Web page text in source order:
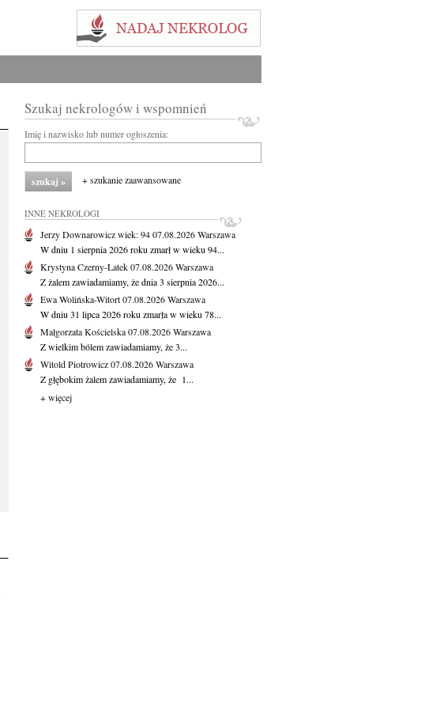
Szukaj nekrologów i wspomnień
Imię i nazwisko lub numer ogłoszenia:
+ szukanie zaawansowane
INNE NEKROLOGI
Jerzy Downarowiczwiek: 9407.08.2026Warszawa
W dniu 1 sierpnia 2026 roku zmarł w wieku 94...
Krystyna Czerny-Latek07.08.2026Warszawa
Z żalem zawiadamiamy, że dnia 3 sierpnia 2026...
Ewa Wolińska-Witort07.08.2026Warszawa
W dniu 31 lipca 2026 roku zmarła w wieku 78...
Małgorzata Kościelska07.08.2026Warszawa
Z wielkim bólem zawiadamiamy, że 3...
Witold Piotrowicz07.08.2026Warszawa
Z głębokim żalem zawiadamiamy, że 1...
+ więcej